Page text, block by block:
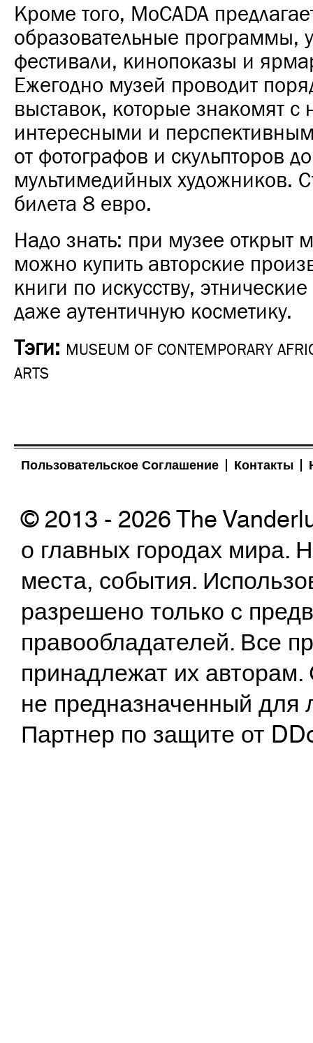
Кроме того, MoCADA
образовательные программы,
фестивали, кинопоказы и
Ежегодно музей проводит
выставок, которые знакомят с
интересными и
от фотографов и скульпторов до
мультимедийных художников.
билета 8 евро.
Надо знать: при музее открыт
можно купить авторские
книги по искусству,
даже аутентичную косметику.
Тэги: MUSEUM OF CONTEMPORARY
ARTS
Пользовательское Соглашение Контакты
© 2013 - 2026 The
о главных городах
места, события.
разрешено только с
правообладателей. Все
принадлежат их
не предназначенный
Партнер по защите от